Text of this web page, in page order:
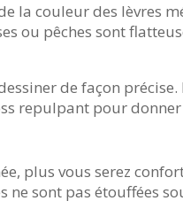
la couleur des lèvres
ou pêches sont
de façon
repulpant pour
plus vous serez
sont pas étouffées